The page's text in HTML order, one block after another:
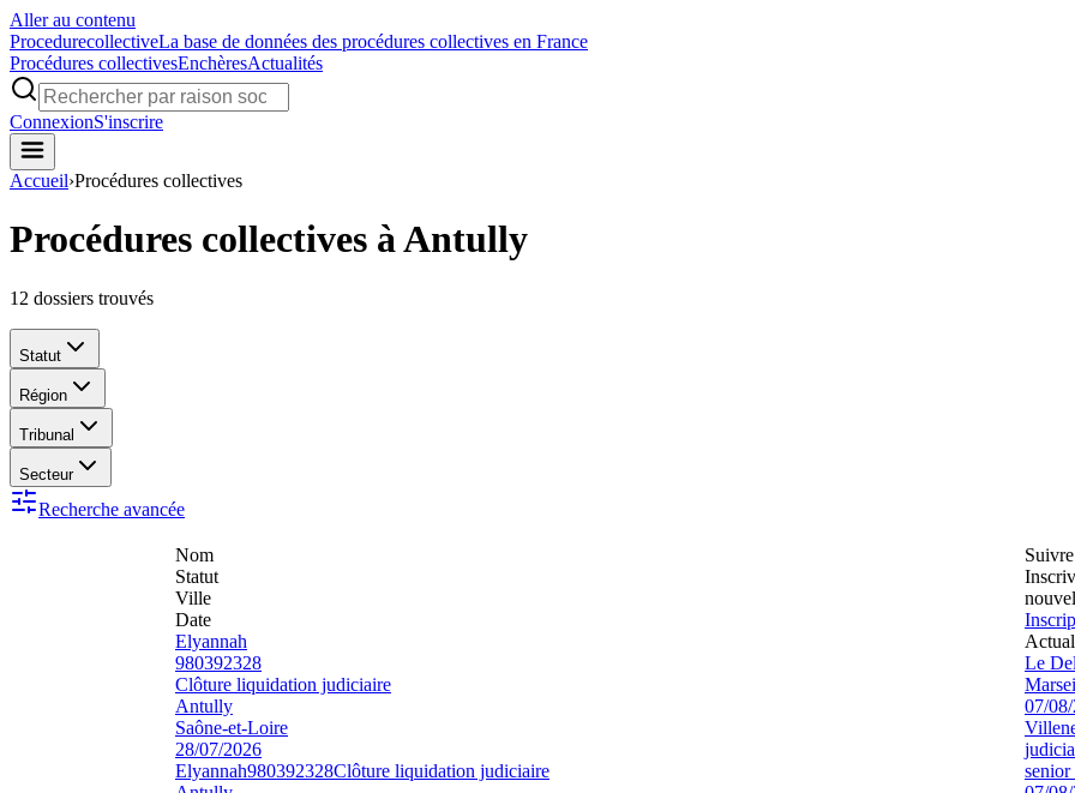
Aller au contenu
ProcedurecollectiveLa base de données des procédures collectives en France
Procédures collectivesEnchèresActualités
ConnexionS'inscrire
Accueil›Procédures collectives
Procédures collectives à Antully
12 dossiers trouvés
Statut
Région
Tribunal
Secteur
Recherche avancée
Nom
Statut
Ville
Date
Elyannah
980392328
Clôture liquidation judiciaire
Antully
Saône-et-Loire
28/07/2026
Elyannah980392328Clôture liquidation judiciaire
Le
07/